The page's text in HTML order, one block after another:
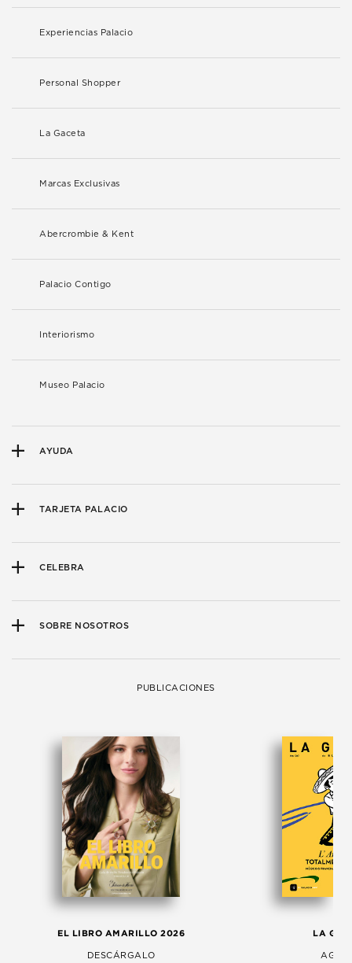
Experiencias Palacio
Personal Shopper
La Gaceta
Marcas Exclusivas
Abercrombie & Kent
Palacio Contigo
Interiorismo
Museo Palacio
AYUDA
TARJETA PALACIO
CELEBRA
SOBRE NOSOTROS
PUBLICACIONES
EL LIBRO AMARILLO 2026
DESCÁRGALO
LA